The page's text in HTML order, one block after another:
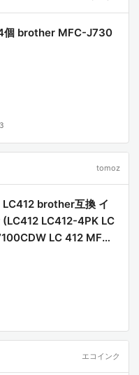
個 brother MFC-J730
tomoz
LC412 brother互換 イ
(LC412 LC412-4PK LC
LC 412 MFC-
エコインク